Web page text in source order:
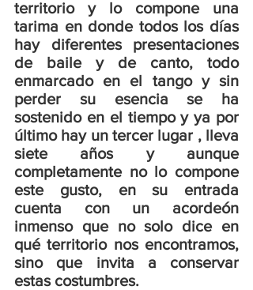
territorio y lo compone una
tarima en donde todos los días
hay diferentes presentaciones
de baile y de canto, todo
enmarcado en el tango y sin
perder su esencia se ha
sostenido en el tiempo y ya por
último hay un tercer lugar , lleva
siete años y aunque
completamente no lo compone
este gusto, en su entrada
cuenta con un acordeón
inmenso que no solo dice en
qué territorio nos encontramos,
sino que invita a conservar
estas costumbres.